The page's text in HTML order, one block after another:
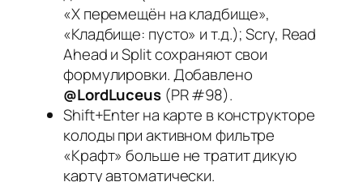
«X перемещён на кладбище»,
«Кладбище: пусто» и т.д.); Scry, Read
Ahead и Split сохраняют свои
формулировки. Добавлено
@LordLuceus(PR #98).
Shift+Enter на карте в конструкторе
колоды при активном фильтре
«Крафт» больше не тратит дикую
карту автоматически.